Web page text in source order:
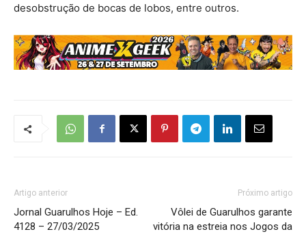
desobstrução de bocas de lobos, entre outros.
Artigo anterior
Jornal Guarulhos Hoje – Ed.
4128 – 27/03/2025
Próximo artigo
Vôlei de Guarulhos garante
vitória na estreia nos Jogos da